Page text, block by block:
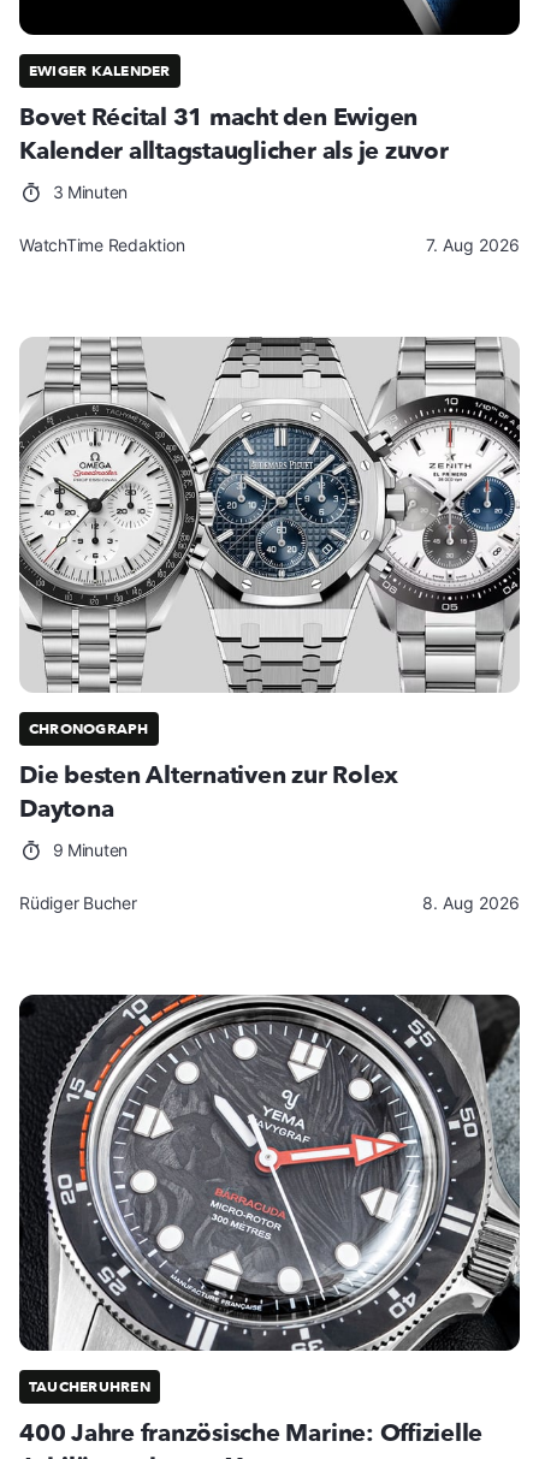
EWIGER KALENDER
Bovet Récital 31 macht den Ewigen
Kalender alltagstauglicher als je zuvor
3 Minuten
WatchTime Redaktion 7. Aug 2026
CHRONOGRAPH
Die besten Alternativen zur Rolex
Daytona
9 Minuten
Rüdiger Bucher 8. Aug 2026
TAUCHERUHREN
400 Jahre französische Marine: Offizielle